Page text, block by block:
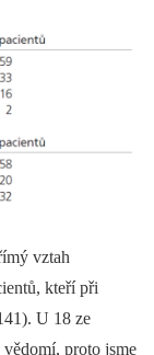
vztah
kteří při
U 18 ze
proto jsme